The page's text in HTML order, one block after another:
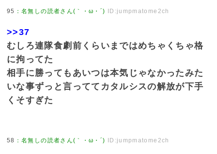
95 ：名無しの読者さん(｀・ω・´) ID:jumpmatome2ch
>>37
むしろ連隊食劇前くらいまではめちゃくちゃ格
に拘ってた
相手に勝ってもあいつは本気じゃなかったみた
いな事ずっと言っててカタルシスの解放が下手
くそすぎた
58 ：名無しの読者さん(｀・ω・´) ID:jumpmatome2ch